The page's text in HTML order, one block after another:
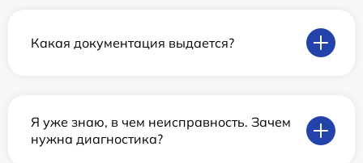
Какая документация выдается?
Я уже знаю, в чем неисправность. Зачем
нужна диагностика?